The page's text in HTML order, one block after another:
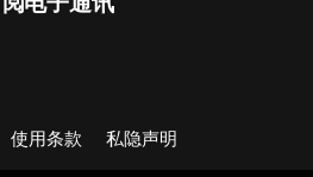
使用条款 私隐声明